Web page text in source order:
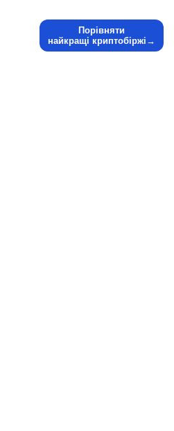
Порівняти
найкращі криптобіржі→